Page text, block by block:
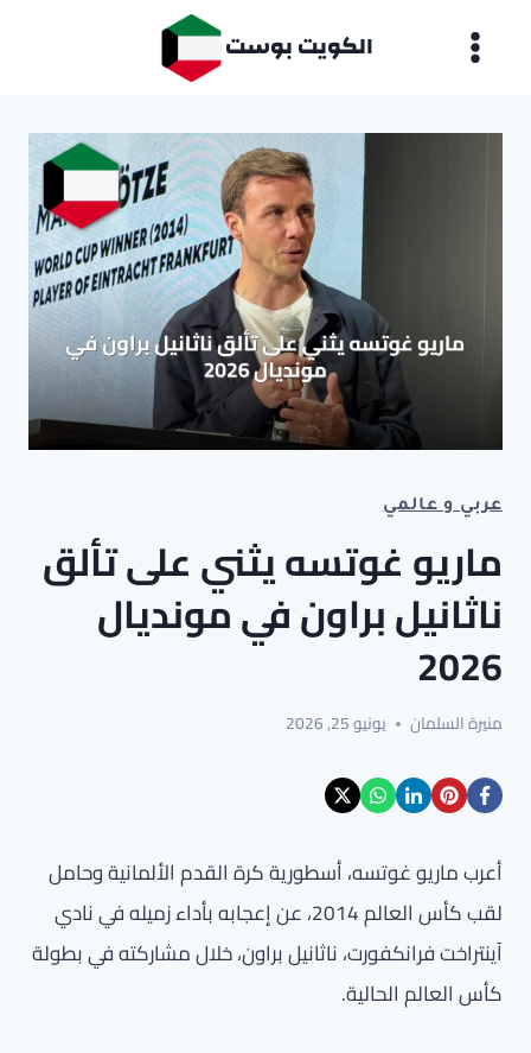
الكويت بوست
عربي و عالمي
ماريو غوتسه يثني على تألق
ناثانيل براون في مونديال
2026
منيرة السلمان يونيو 25, 2026
أعرب ماريو غوتسه، أسطورية كرة القدم الألمانية وحامل
لقب كأس العالم 2014، عن إعجابه بأداء زميله في نادي
آينتراخت فرانكفورت، ناثانيل براون، خلال مشاركته في بطولة
كأس العالم الحالية.